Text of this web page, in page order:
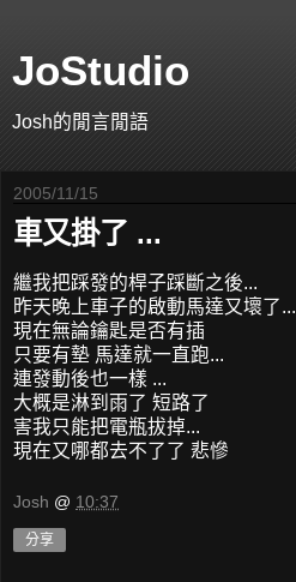
JoStudio
Josh的閒言閒語
2005/11/15
車又掛了 ...
繼我把踩發的桿子踩斷之後...
昨天晚上車子的啟動馬達又壞了...
現在無論鑰匙是否有插
只要有墊 馬達就一直跑...
連發動後也一樣 ...
大概是淋到雨了 短路了
害我只能把電瓶拔掉...
現在又哪都去不了了 悲慘
Josh @ 10:37
分享